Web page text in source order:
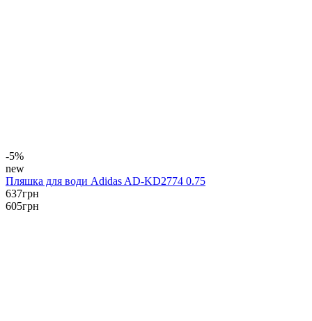
-5%
new
Пляшка для води Adidas AD-KD2774 0.75
637грн
605грн